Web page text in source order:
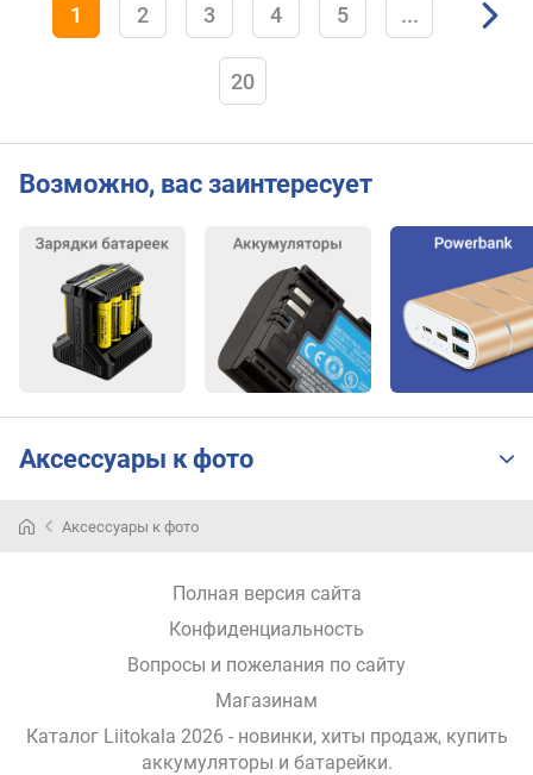
1 2 3 4 5 ...
20
Возможно, вас заинтересует
Аксессуары к фото
Аксессуары к фото
Полная версия сайта
Конфиденциальность
Вопросы и пожелания по сайту
Магазинам
Каталог Liitokala 2026 - новинки, хиты продаж, купить
аккумуляторы и батарейки.